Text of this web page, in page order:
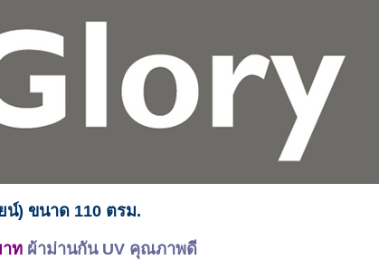
น์) ขนาด 110 ตรม.
าท ผ้าม่านกัน UV คุณภาพดี